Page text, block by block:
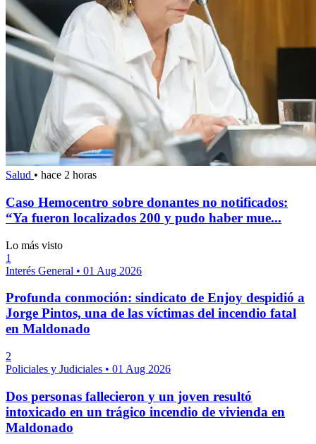
Salud • hace 2 horas
Caso Hemocentro sobre donantes no notificados:
“Ya fueron localizados 200 y pudo haber mue...
Lo más visto
1
Interés General • 01 Aug 2026
Profunda conmoción: sindicato de Enjoy despidió a
Jorge Pintos, una de las víctimas del incendio fatal
en Maldonado
2
Policiales y Judiciales • 01 Aug 2026
Dos personas fallecieron y un joven resultó
intoxicado en un trágico incendio de vivienda en
Maldonado